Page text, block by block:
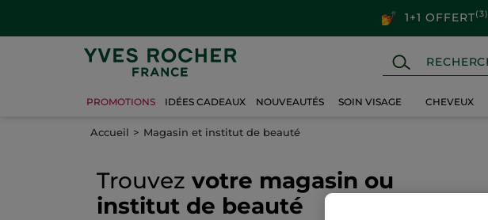
1+1 OFFERT(3)
PROMOTIONS IDÉES CADEAUX NOUVEAUTÉS SOIN VISAGE CHEVEUX
Accueil Magasin et institut de beauté
Trouvez votre magasin ou
institut de beauté